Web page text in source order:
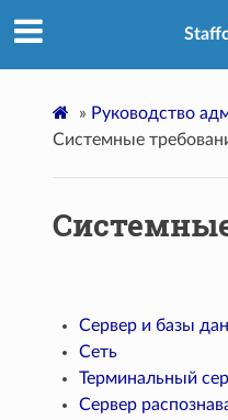
» Руководство
Системные
Сервер и базы
Сеть
Терминальный
Сервер